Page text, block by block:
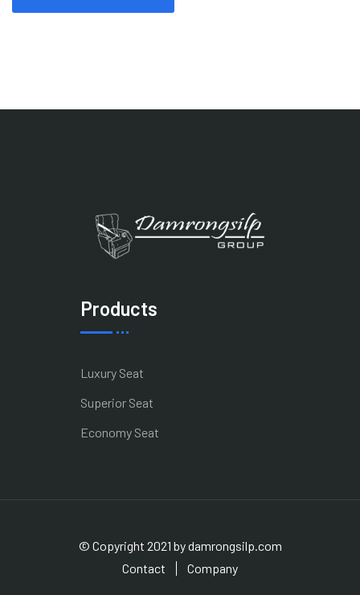
Products
Luxury Seat
Superior Seat
Economy Seat
© Copyright 2021 by damrongsilp.com
Contact
Company